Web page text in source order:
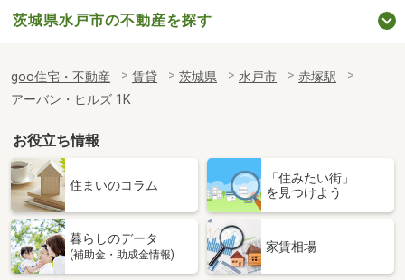
茨城県水戸市の不動産を探す
goo住宅・不動産 賃貸 茨城県 水戸市
赤塚駅
アーバン・ヒルズ 1K
お役立ち情報
住まいのコラム
「住みたい街」
を見つけよう
暮らしのデータ
(補助金・助成金情報)
家賃相場